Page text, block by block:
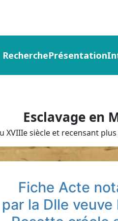
RecherchePrésentation
Esclavage en
XVIIIe siècle et recensant
Fiche Acte
la Dlle